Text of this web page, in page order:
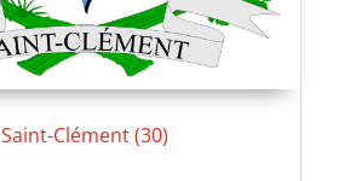
Saint-Clément (30)